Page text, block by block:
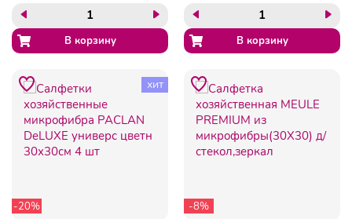
32х32см 2 шт/уп PACLA
-20%
хит
-8%